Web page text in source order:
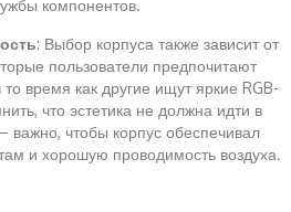
компонентов.
: Выбор корпуса также зависит от
пользователи предпочитают
время как другие ищут яркие RGB-
что эстетика не должна идти в
чтобы корпус обеспечивал
и хорошую проводимость воздуха.